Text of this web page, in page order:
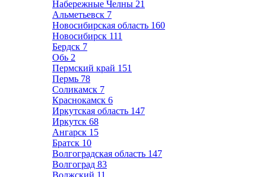
Набережные Челны 21
Альметьевск 7
Новосибирская область 160
Новосибирск 111
Бердск 7
Обь 2
Пермский край 151
Пермь 78
Соликамск 7
Краснокамск 6
Иркутская область 147
Иркутск 68
Ангарск 15
Братск 10
Волгоградская область 147
Волгоград 83
Волжский 11